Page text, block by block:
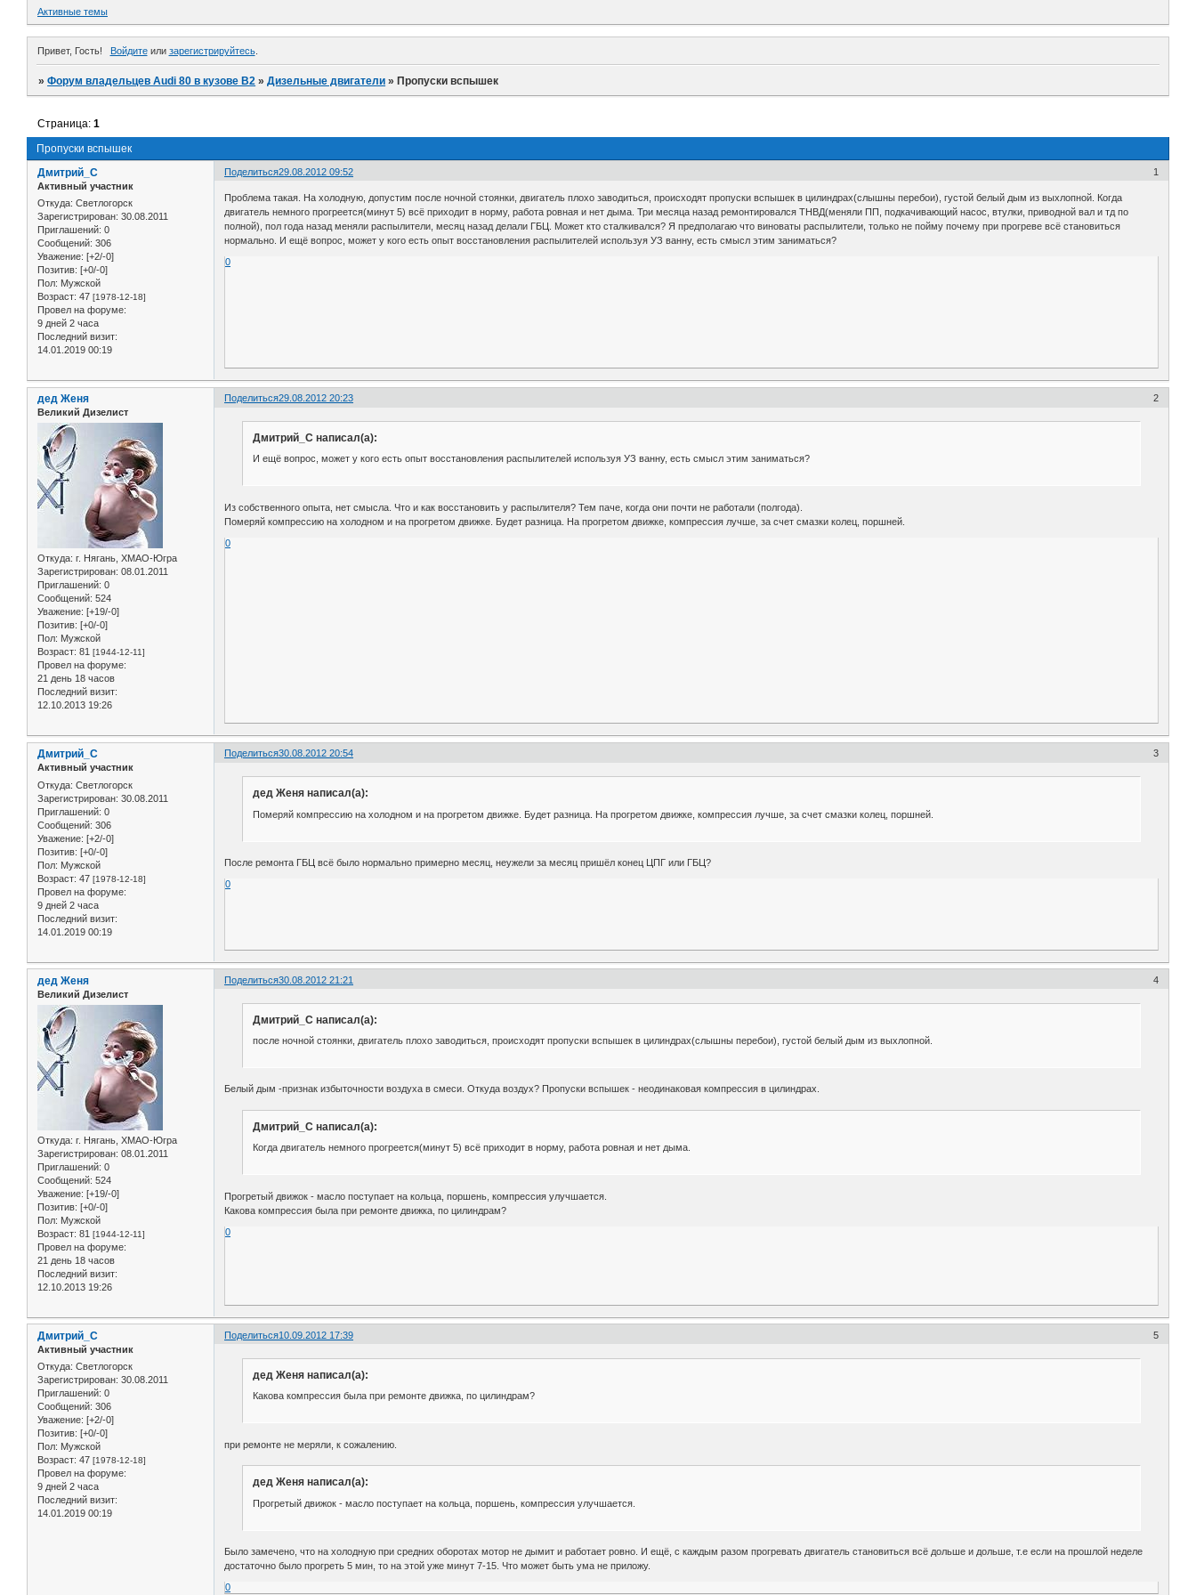
Активные темы
Привет, Гость! Войдитеили зарегистрируйтесь.
»Форум владельцев Audi 80 в кузове В2 »Дизельные двигатели »Пропуски вспышек
Пропуски вспышек
Страница:1
Поделиться 1
29.08.2012 09:52
Дмитрий_С
Активный участник
Откуда: Светлогорск
Зарегистрирован: 30.08.2011
Приглашений: 0
Сообщений: 306
Уважение: [+2/-0]
Позитив: [+0/-0]
Пол: Мужской
Возраст: 47 [1978-12-18]
Провел на форуме:
9 дней 2 часа
Последний визит:
14.01.2019 00:19
Проблема такая. На холодную, допустим после ночной стоянки, двигатель плохо заводиться, происходят пропуски вспышек в цилиндрах(слышны перебои), густой белый дым из выхлопной. Когда
двигатель немного прогреется(минут 5) всё приходит в норму, работа ровная и нет дыма. Три месяца назад ремонтировался ТНВД(меняли ПП, подкачивающий насос, втулки, приводной вал и тд по
полной), пол года назад меняли распылители, месяц назад делали ГБЦ. Может кто сталкивался? Я предполагаю что виноваты распылители, только не пойму почему при прогреве всё становиться
нормально. И ещё вопрос, может у кого есть опыт восстановления распылителей используя УЗ ванну, есть смысл этим заниматься?
0
Поделиться 2
29.08.2012 20:23
дед Женя
Великий Дизелист
Откуда: г. Нягань, ХМАО-Югра
Зарегистрирован: 08.01.2011
Приглашений: 0
Сообщений: 524
Уважение: [+19/-0]
Позитив: [+0/-0]
Пол: Мужской
Возраст: 81 [1944-12-11]
Провел на форуме:
21 день 18 часов
Последний визит:
12.10.2013 19:26
Дмитрий_С написал(а):
И ещё вопрос, может у кого есть опыт восстановления распылителей используя УЗ ванну, есть смысл этим заниматься?
Из собственного опыта, нет смысла. Что и как восстановить у распылителя? Тем паче, когда они почти не работали (полгода).
Померяй компрессию на холодном и на прогретом движке. Будет разница. На прогретом движке, компрессия лучше, за счет смазки колец, поршней.
0
Поделиться 3
30.08.2012 20:54
Дмитрий_С
Активный участник
Откуда: Светлогорск
Зарегистрирован: 30.08.2011
Приглашений: 0
Сообщений: 306
Уважение: [+2/-0]
Позитив: [+0/-0]
Пол: Мужской
Возраст: 47 [1978-12-18]
Провел на форуме:
9 дней 2 часа
Последний визит:
14.01.2019 00:19
дед Женя написал(а):
Померяй компрессию на холодном и на прогретом движке. Будет разница. На прогретом движке, компрессия лучше, за счет смазки колец, поршней.
После ремонта ГБЦ всё было нормально примерно месяц, неужели за месяц пришёл конец ЦПГ или ГБЦ?
0
Поделиться 4
30.08.2012 21:21
дед Женя
Великий Дизелист
Откуда: г. Нягань, ХМАО-Югра
Зарегистрирован: 08.01.2011
Приглашений: 0
Сообщений: 524
Уважение: [+19/-0]
Позитив: [+0/-0]
Пол: Мужской
Возраст: 81 [1944-12-11]
Провел на форуме:
21 день 18 часов
Последний визит:
12.10.2013 19:26
Дмитрий_С написал(а):
после ночной стоянки, двигатель плохо заводиться, происходят пропуски вспышек в цилиндрах(слышны перебои), густой белый дым из выхлопной.
Белый дым -признак избыточности воздуха в смеси. Откуда воздух? Пропуски вспышек - неодинаковая компрессия в цилиндрах.
Дмитрий_С написал(а):
Когда двигатель немного прогреется(минут 5) всё приходит в норму, работа ровная и нет дыма.
Прогретый движок - масло поступает на кольца, поршень, компрессия улучшается.
Какова компрессия была при ремонте движка, по цилиндрам?
0
Поделиться 5
10.09.2012 17:39
Дмитрий_С
Активный участник
Откуда: Светлогорск
Зарегистрирован: 30.08.2011
Приглашений: 0
Сообщений: 306
Уважение: [+2/-0]
Позитив: [+0/-0]
Пол: Мужской
Возраст: 47 [1978-12-18]
Провел на форуме:
9 дней 2 часа
Последний визит:
14.01.2019 00:19
дед Женя написал(а):
Какова компрессия была при ремонте движка, по цилиндрам?
при ремонте не меряли, к сожалению.
дед Женя написал(а):
Прогретый движок - масло поступает на кольца, поршень, компрессия улучшается.
Было замечено, что на холодную при средних оборотах мотор не дымит и работает ровно. И ещё, с каждым разом прогревать двигатель становиться всё дольше и дольше, т.е если на прошлой неделе
достаточно было прогреть 5 мин, то на этой уже минут 7-15. Что может быть ума не приложу.
0